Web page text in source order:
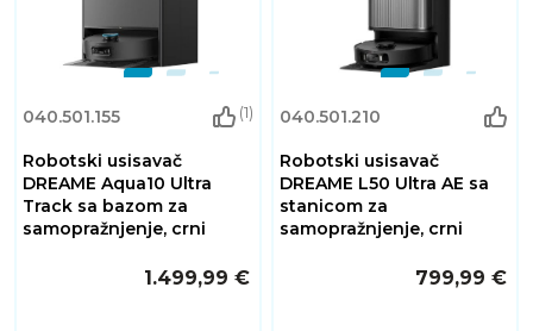
040.501.155 (1)
Robotski usisavač
DREAME Aqua10 Ultra
Track sa bazom za
samopražnjenje, crni
1.499,99 €
040.501.210
Robotski usisavač
DREAME L50 Ultra AE sa
stanicom za
samopražnjenje, crni
799,99 €